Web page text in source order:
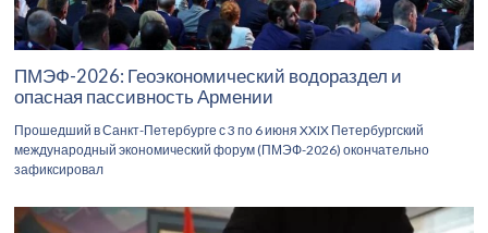
ПМЭФ-2026: Геоэкономический водораздел и
опасная пассивность Армении
Прошедший в Санкт-Петербурге с 3 по 6 июня XXIX Петербургский
международный экономический форум (ПМЭФ-2026) окончательно
зафиксировал